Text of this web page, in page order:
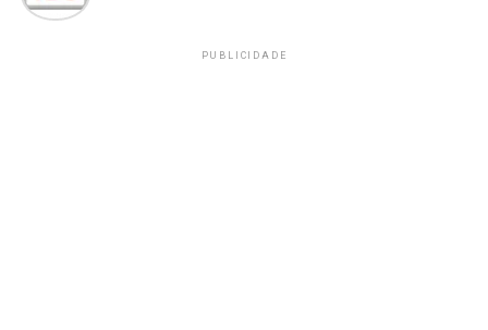
PUBLICIDADE